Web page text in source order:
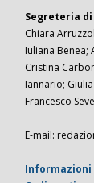
Segreteria
Chiara
Iuliana Benea;
Cristina
Iannario;
Francesco
E-mail:
Informazioni